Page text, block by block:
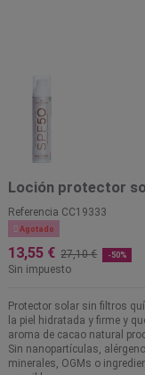
Loción protector
Referencia CC19333
 Agotado
13,55 € 27,10 € -50%
Sin impuesto
Protector solar sin filtros
la piel hidratada y firme y
aroma de cacao natural
Sin nanopartículas,
minerales, OGMs o